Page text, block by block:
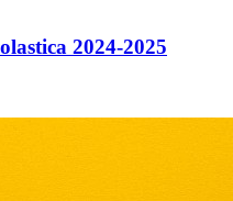
2024-2025